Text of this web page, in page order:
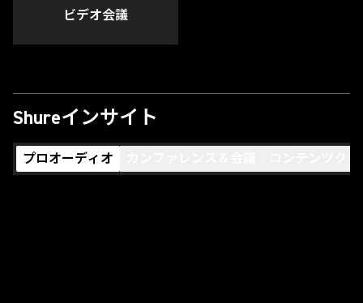
ビデオ会議
Shureインサイト
プロオーディオ